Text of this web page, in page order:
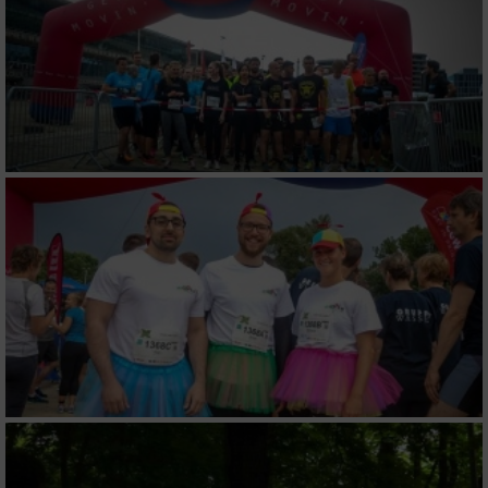
Erstellung von Profilen für personalisierte
Werbung
Verwendung von Profilen zur Auswahl
personalisierter Werbung
Erstellung von Profilen zur Personalisierung
von Inhalten
Verwendung von Profilen zur Auswahl
personalisierter Inhalte
Messung der Werbeleistung
Messung der Performance von Inhalten
Analyse von Zielgruppen durch Statistiken
oder Kombinationen von Daten aus